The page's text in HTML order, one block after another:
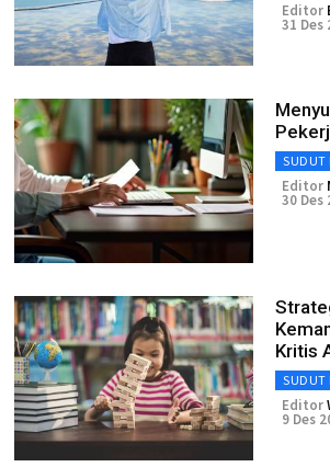
Editor
31 Des
SUDUT
Editor
30 Des
Kritis
SUDUT
Editor
9 Des